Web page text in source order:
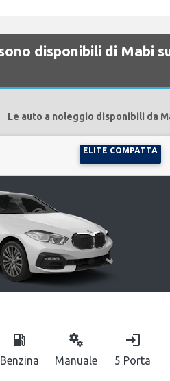
disponibili di Mabi
Le auto a noleggio disponibili da
ELITE COMPATTA
local_gas_station
Benzina
miscellaneous_services
Manuale
login
5 Porta